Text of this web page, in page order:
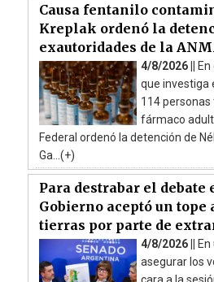
Causa fentanilo
Kreplak ordenó la
exautoridades de la
4/8/2026 || En
que investiga
114 personas
fármaco
Federal ordenó la detención de
Ga...(+)
Para destrabar el debate
Gobierno aceptó un tope
tierras por parte de
4/8/2026 || En
asegurar los
cara a la